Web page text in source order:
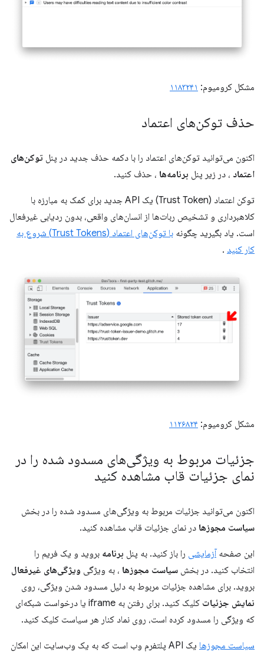
مشکل کرومیوم: ۱۱۸۳۲۴۱
حذف توکن‌های اعتماد
اکنون می‌توانید توکن‌های اعتماد را با دکمه حذف جدید در پنل توکن‌های
اعتماد ، در زیر پنل برنامه‌ها ، حذف کنید.
توکن اعتماد (Trust Token) یک API جدید برای کمک به مبارزه با
کلاهبرداری و تشخیص ربات‌ها از انسان‌های واقعی، بدون ردیابی غیرفعال
است. یاد بگیرید چگونه
با توکن‌های اعتماد (Trust Tokens) شروع به
کار کنید .
مشکل کرومیوم: ۱۱۲۶۸۲۴
جزئیات مربوط به ویژگی‌های مسدود شده را در
نمای جزئیات قاب مشاهده کنید
اکنون می‌توانید جزئیات مربوط به ویژگی‌های مسدود شده را در بخش
سیاست مجوزها در نمای جزئیات قاب مشاهده کنید.
این صفحهآزمایشی را باز کنید. به پنل برنامه بروید و یک فریم را
انتخاب کنید. در بخش سیاست مجوزها ، به ویژگی ویژگی‌های غیرفعال
بروید. برای مشاهده جزئیات مربوط به دلیل مسدود شدن ویژگی، روی
نمایش جزئیات
کلیک کنید. برای رفتن به iframe یا درخواست شبکه‌ای
که ویژگی را مسدود کرده است، روی نماد کنار هر سیاست کلیک کنید.
سیاست مجوزها
یک API پلتفرم وب است که به یک وب‌سایت این امکان